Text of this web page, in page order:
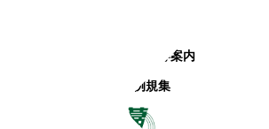
観光地・公共施設等案内
電子掲示場・例規集